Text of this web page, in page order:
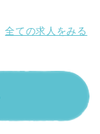
全ての求人をみる